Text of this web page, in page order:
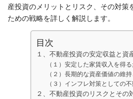
産投資のメリットとリスク、その対策
ための戦略を詳しく解説します。
目次
１、不動産投資の安定収益と資
（１）安定した家賃収入を得
（２）長期的な資産価値の維
（３）インフレ対策としての
２、不動産投資のリスクとその